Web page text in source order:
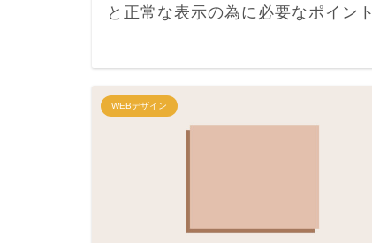
と正常な表示の為に必要なポイント
WEBデザイン